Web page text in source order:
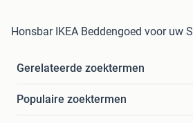
Honsbar IKEA Beddengoed voor uw
Gerelateerde zoektermen
Populaire zoektermen